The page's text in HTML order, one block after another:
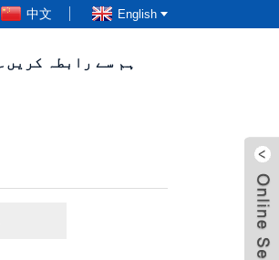
中文 English
ہم سے رابطہ کریں۔